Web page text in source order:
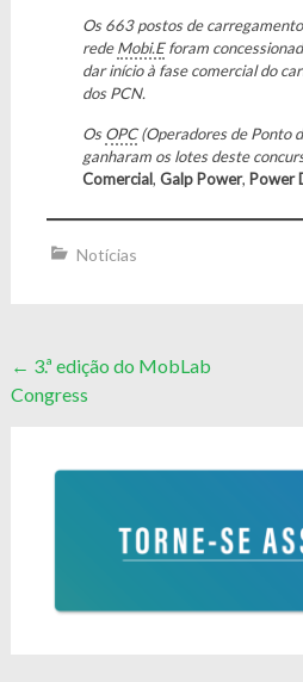
Os 663 postos de
redeMobi.Eforam
dar início à fase comercial do
dos PCN.
OsOPC(Operadores de Ponto
ganharam os lotes deste
Comercial, Galp Power, Power
Notícias
Post
navigation
← 3.ª edição do MobLab
Congress